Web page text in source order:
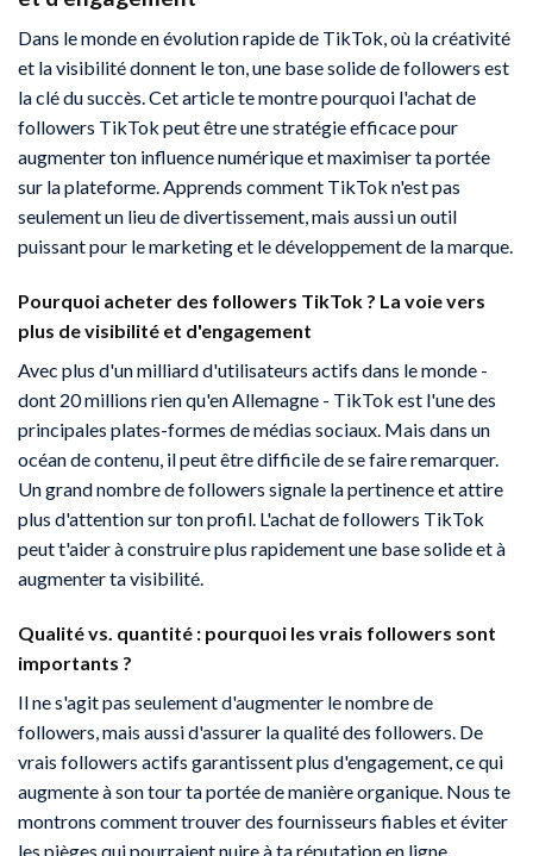
Dans le monde en évolution rapide de TikTok, où la créativité
et la visibilité donnent le ton, une base solide de followers est
la clé du succès. Cet article te montre pourquoi l'achat de
followers TikTok peut être une stratégie efficace pour
augmenter ton influence numérique et maximiser ta portée
sur la plateforme. Apprends comment TikTok n'est pas
seulement un lieu de divertissement, mais aussi un outil
puissant pour le marketing et le développement de la marque.
Pourquoi acheter des followers TikTok ? La voie vers
plus de visibilité et d'engagement
Avec plus d'un milliard d'utilisateurs actifs dans le monde -
dont 20 millions rien qu'en Allemagne - TikTok est l'une des
principales plates-formes de médias sociaux. Mais dans un
océan de contenu, il peut être difficile de se faire remarquer.
Un grand nombre de followers signale la pertinence et attire
plus d'attention sur ton profil. L'achat de followers TikTok
peut t'aider à construire plus rapidement une base solide et à
augmenter ta visibilité.
Qualité vs. quantité : pourquoi les vrais followers sont
importants ?
Il ne s'agit pas seulement d'augmenter le nombre de
followers, mais aussi d'assurer la qualité des followers. De
vrais followers actifs garantissent plus d'engagement, ce qui
augmente à son tour ta portée de manière organique. Nous te
montrons comment trouver des fournisseurs fiables et éviter
les pièges qui pourraient nuire à ta réputation en ligne.